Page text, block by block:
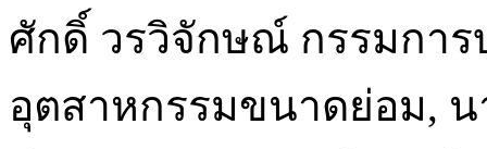
ศักดิ์ วรวิจักษณ์ กรรมกา
อุตสาหกรรมขนาดย่อม, น